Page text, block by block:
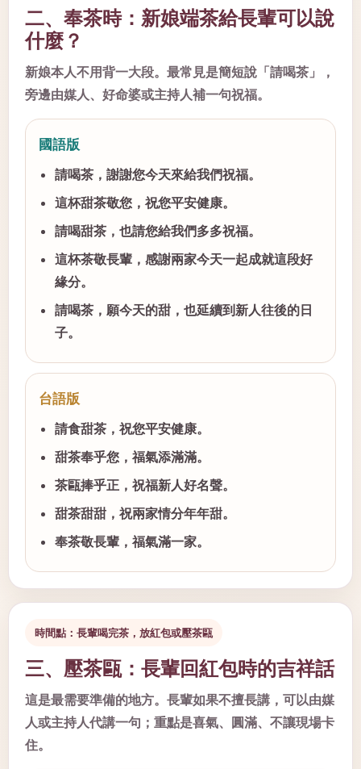
二、奉茶時：新娘端茶給長輩可以說
什麼？
新娘本人不用背一大段。最常見是簡短說「請喝茶」，
旁邊由媒人、好命婆或主持人補一句祝福。
國語版
請喝茶，謝謝您今天來給我們祝福。
這杯甜茶敬您，祝您平安健康。
請喝甜茶，也請您給我們多多祝福。
這杯茶敬長輩，感謝兩家今天一起成就這段好
緣分。
請喝茶，願今天的甜，也延續到新人往後的日
子。
台語版
請食甜茶，祝您平安健康。
甜茶奉乎您，福氣添滿滿。
茶甌捧乎正，祝福新人好名聲。
甜茶甜甜，祝兩家情分年年甜。
奉茶敬長輩，福氣滿一家。
時間點：長輩喝完茶，放紅包或壓茶甌
三、壓茶甌：長輩回紅包時的吉祥話
這是最需要準備的地方。長輩如果不擅長講，可以由媒
人或主持人代講一句；重點是喜氣、圓滿、不讓現場卡
住。